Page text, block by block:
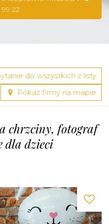
99 22
do wszystkich z listy
Pokaż firmy na mapie
chrzciny, fotograf
dla dzieci